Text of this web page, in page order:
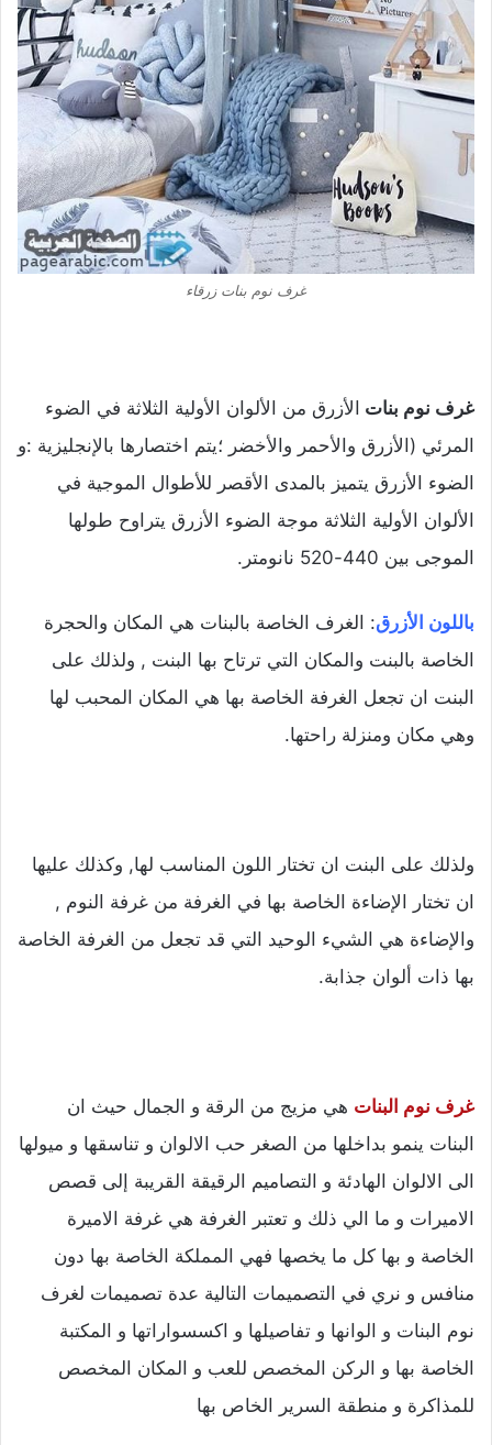
غرف نوم بنات زرقاء
غرف نوم بنات الأزرق من الألوان الأولية الثلاثة في الضوء
المرئي (الأزرق والأحمر والأخضر ؛يتم اختصارها بالإنجليزية :و
الضوء الأزرق يتميز بالمدى الأقصر للأطوال الموجية في
الألوان الأولية الثلاثة موجة الضوء الأزرق يتراوح طولها
الموجى بين 440-520 نانومتر.
باللون الأزرق: الغرف الخاصة بالبنات هي المكان والحجرة
الخاصة بالبنت والمكان التي ترتاح بها البنت , ولذلك على
البنت ان تجعل الغرفة الخاصة بها هي المكان المحبب لها
وهي مكان ومنزلة راحتها.
ولذلك على البنت ان تختار اللون المناسب لها, وكذلك عليها
ان تختار الإضاءة الخاصة بها في الغرفة من غرفة النوم ,
والإضاءة هي الشيء الوحيد التي قد تجعل من الغرفة الخاصة
بها ذات ألوان جذابة.
غرف نوم البنات هي مزيج من الرقة و الجمال حيث ان
البنات ينمو بداخلها من الصغر حب الالوان و تناسقها و ميولها
الى الالوان الهادئة و التصاميم الرقيقة القريبة إلى قصص
الاميرات و ما الي ذلك و تعتبر الغرفة هي غرفة الاميرة
الخاصة و بها كل ما يخصها فهي المملكة الخاصة بها دون
منافس و نري في التصميمات التالية عدة تصميمات لغرف
نوم البنات و الوانها و تفاصيلها و اكسسواراتها و المكتبة
الخاصة بها و الركن المخصص للعب و المكان المخصص
للمذاكرة و منطقة السرير الخاص بها